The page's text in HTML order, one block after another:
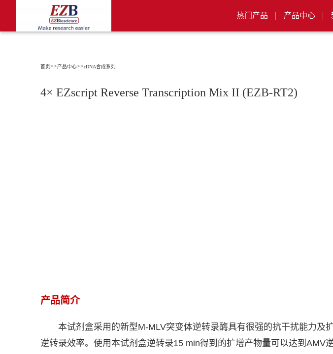
热门产品 产品中心
首页>>产品中心>>cDNA合成系列
4× EZscript Reverse Transcription Mix II (EZB-RT2)
产品简介
本试剂盒采用的新型M-MLV突变体逆转录酶具有很强的抗干扰能力及
逆转录效率。使用本试剂盒逆转录15 min得到的扩增产物量可以达到 AMV